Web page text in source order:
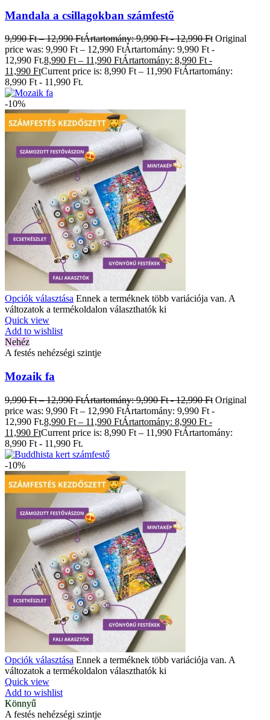
Mandala a csillagokban számfestő
9,990Ft – 12,990FtÁrtartomány: 9,990 Ft - 12,990 Ft Original
price was: 9,990 Ft – 12,990 FtÁrtartomány: 9,990 Ft -
12,990 Ft.8,990 Ft – 11,990 FtÁrtartomány: 8,990 Ft -
11,990 FtCurrent price is: 8,990 Ft – 11,990 FtÁrtartomány:
8,990 Ft - 11,990 Ft.
-10%
Opciók választása Ennek a terméknek több variációja van. A
változatok a termékoldalon választhatók ki
Quick view
Add to wishlist
Nehéz
A festés nehézségi szintje
Mozaik fa
9,990Ft – 12,990FtÁrtartomány: 9,990 Ft - 12,990 Ft Original
price was: 9,990 Ft – 12,990 FtÁrtartomány: 9,990 Ft -
12,990 Ft.8,990 Ft – 11,990 FtÁrtartomány: 8,990 Ft -
11,990 FtCurrent price is: 8,990 Ft – 11,990 FtÁrtartomány:
8,990 Ft - 11,990 Ft.
-10%
Opciók választása Ennek a terméknek több variációja van. A
változatok a termékoldalon választhatók ki
Quick view
Add to wishlist
Könnyű
A festés nehézségi szintje